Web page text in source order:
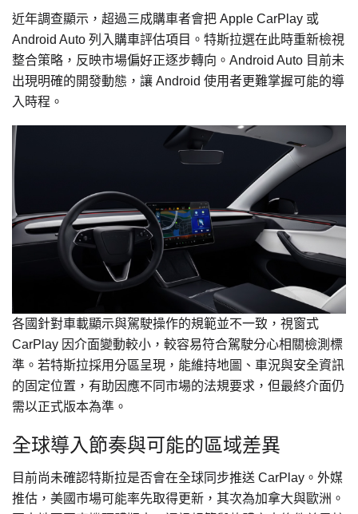
近年調查顯示，超過三成購車者會把 Apple CarPlay 或
Android Auto 列入購車評估項目。特斯拉選在此時重新檢視
整合策略，反映市場偏好正逐步轉向。Android Auto 目前未
出現明確的開發動態，讓 Android 使用者更難掌握可能的導
入時程。
各國針對車載顯示與駕駛操作的規範並不一致，視窗式
CarPlay 因介面變動較小，較容易符合駕駛分心相關檢測標
準。若特斯拉採用分區呈現，能維持地圖、車況與安全資訊
的固定位置，有助因應不同市場的法規要求，但最終介面仍
需以正式版本為準。
全球導入節奏與可能的區域差異
目前尚未確認特斯拉是否會在全球同步推送 CarPlay。外媒
推估，美國市場可能率先取得更新，其次為加拿大與歐洲。